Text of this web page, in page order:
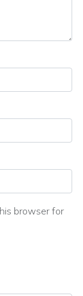
browser for